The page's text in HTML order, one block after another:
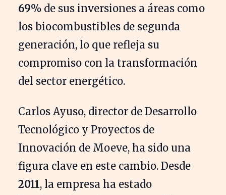
69% de sus inversiones a áreas como
los biocombustibles de segunda
generación, lo que refleja su
compromiso con la transformación
del sector energético.
Carlos Ayuso, director de Desarrollo
Tecnológico y Proyectos de
Innovación de Moeve, ha sido una
figura clave en este cambio. Desde
2011, la empresa ha estado